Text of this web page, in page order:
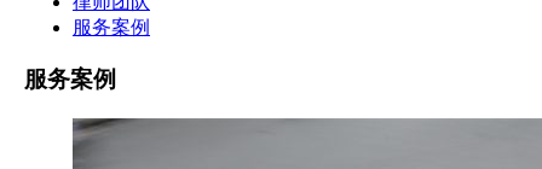
服务案例
服务案例